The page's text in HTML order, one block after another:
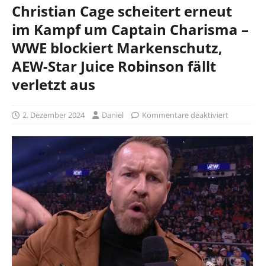
Christian Cage scheitert erneut
im Kampf um Captain Charisma –
WWE blockiert Markenschutz,
AEW-Star Juice Robinson fällt
verletzt aus
2. Dezember 2024 Daniel Kommentare deaktiviert